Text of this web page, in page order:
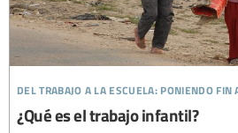
del trabajo a la escuela: poniendo
¿Qué es el trabajo infantil?